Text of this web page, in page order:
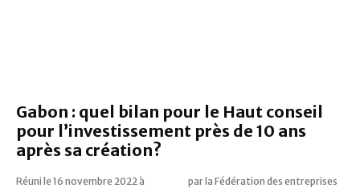
Gabon : quel bilan pour le Haut conseil
pour l’investissement près de 10 ans
après sa création?
Réuni le 16 novembre 2022 à
par la Fédération des entreprises